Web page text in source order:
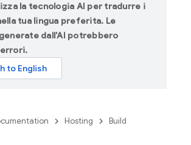
la tecnologia AI per tradurre i
tua lingua preferita. Le
dall'AI potrebbero
Hosting Build